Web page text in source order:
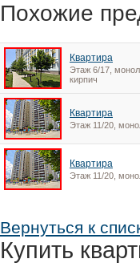
Похожие
Квартира
Этаж 6/17,
кирпич
Квартира
Этаж 11/20,
Квартира
Этаж 11/20,
Вернуться к
Купить